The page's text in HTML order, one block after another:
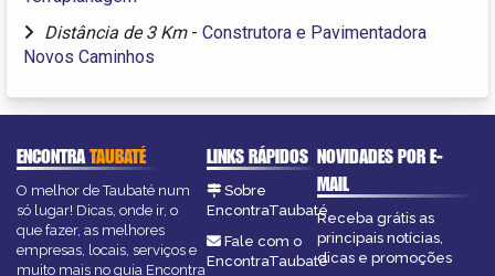
Distância de 3 Km - Construtora e Pavimentadora
Novos Caminhos
ENCONTRATAUBATÉ
O melhor de Taubaté num
só lugar! Dicas, onde ir, o
que fazer, as melhores
empresas, locais, serviços e
muito mais no guia Encontra
LINKS RÁPIDOS
Sobre
EncontraTaubaté
Fale com o
EncontraTaubaté
NOVIDADES POR E-
MAIL
Receba grátis as
principais notícias,
dicas e promoções